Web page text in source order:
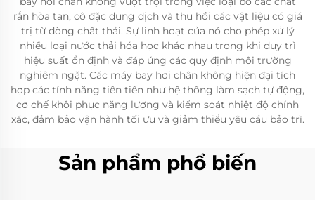
rắn hòa tan, cô đặc dung dịch và thu hồi các vật liệu có giá
trị từ dòng chất thải. Sự linh hoạt của nó cho phép xử lý
nhiều loại nước thải hóa học khác nhau trong khi duy trì
hiệu suất ổn định và đáp ứng các quy định môi trường
nghiêm ngặt. Các máy bay hơi chân không hiện đại tích
hợp các tính năng tiên tiến như hệ thống làm sạch tự động,
cơ chế khôi phục năng lượng và kiểm soát nhiệt độ chính
xác, đảm bảo vận hành tối ưu và giảm thiểu yêu cầu bảo trì.
Sản phẩm phổ biến